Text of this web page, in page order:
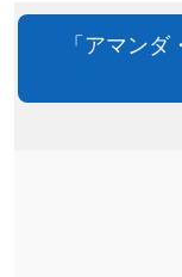
「アマン